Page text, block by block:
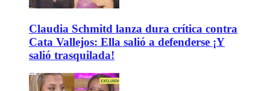
Claudia Schmitd lanza dura crítica contra
Cata Vallejos: Ella salió a defenderse ¡Y
salió trasquilada!